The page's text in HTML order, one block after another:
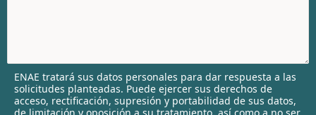
l
e
c
t
ENAE tratará sus datos personales para dar respuesta a las
solicitudes planteadas. Puede ejercer sus derechos de
acceso, rectificación, supresión y portabilidad de sus datos,